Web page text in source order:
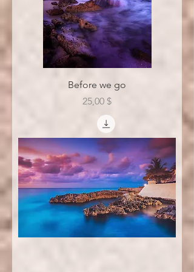
Before we go
Цена
25,00 $